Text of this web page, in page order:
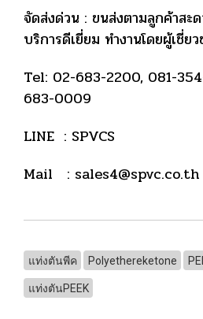
จัดส่งด่วน : ขนส่งตามลูกค้าสะ
บริการดีเยี่ยม ทำงานโดยผู้เชี่ย
Tel: 02-683-2200, 081-
683-0009
LINE : SPVCS
Mail : sales4@spvc.co.th
แท่งตันพีค Polyethereketone
แท่งตันPEEK